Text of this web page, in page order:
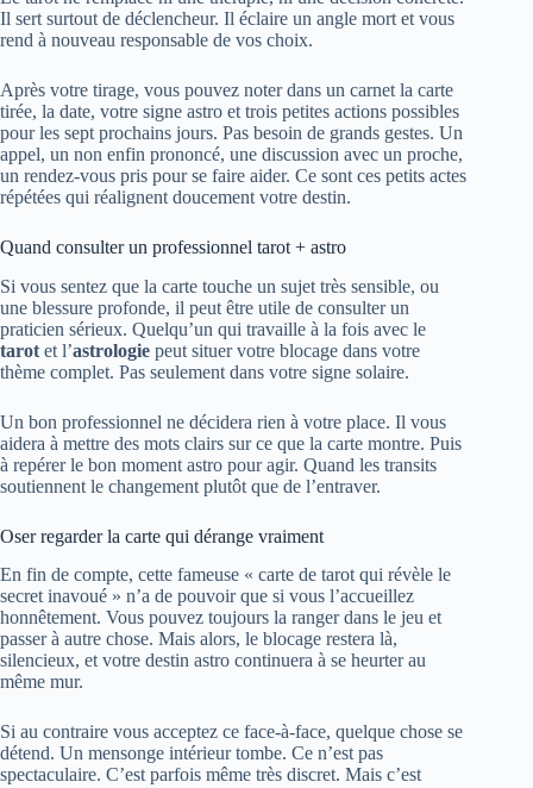
Il sert surtout de déclencheur. Il éclaire un angle mort et vous
rend à nouveau responsable de vos choix.
Après votre tirage, vous pouvez noter dans un carnet la carte
tirée, la date, votre signe astro et trois petites actions possibles
pour les sept prochains jours. Pas besoin de grands gestes. Un
appel, un non enfin prononcé, une discussion avec un proche,
un rendez-vous pris pour se faire aider. Ce sont ces petits actes
répétées qui réalignent doucement votre destin.
Quand consulter un professionnel tarot + astro
Si vous sentez que la carte touche un sujet très sensible, ou
une blessure profonde, il peut être utile de consulter un
praticien sérieux. Quelqu’un qui travaille à la fois avec le
tarot et l’astrologie peut situer votre blocage dans votre
thème complet. Pas seulement dans votre signe solaire.
Un bon professionnel ne décidera rien à votre place. Il vous
aidera à mettre des mots clairs sur ce que la carte montre. Puis
à repérer le bon moment astro pour agir. Quand les transits
soutiennent le changement plutôt que de l’entraver.
Oser regarder la carte qui dérange vraiment
En fin de compte, cette fameuse « carte de tarot qui révèle le
secret inavoué » n’a de pouvoir que si vous l’accueillez
honnêtement. Vous pouvez toujours la ranger dans le jeu et
passer à autre chose. Mais alors, le blocage restera là,
silencieux, et votre destin astro continuera à se heurter au
même mur.
Si au contraire vous acceptez ce face‑à‑face, quelque chose se
détend. Un mensonge intérieur tombe. Ce n’est pas
spectaculaire. C’est parfois même très discret. Mais c’est